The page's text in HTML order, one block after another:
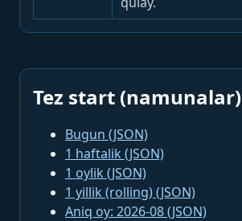
Tez start (namunalar)
Bugun (JSON)
1 haftalik (JSON)
1 oylik (JSON)
1 yillik (rolling) (JSON)
Aniq oy: 2026-08 (JSON)